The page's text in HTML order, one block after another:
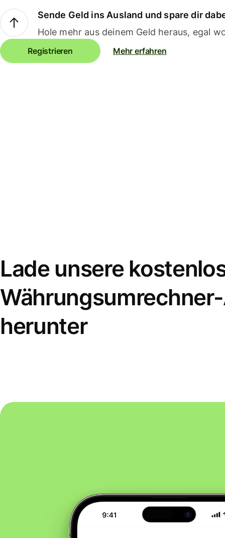
Sende Geld ins Ausland und spare dir
Hole mehr aus deinem Geld heraus, egal
Registrieren Mehr erfahren
Lade unsere
herunter